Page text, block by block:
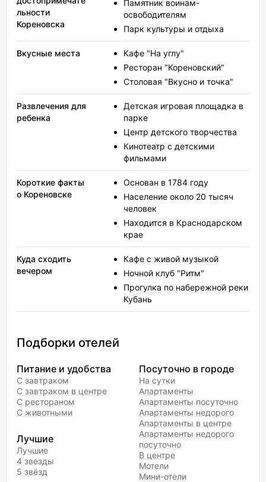
льности
Кореновска
Памятник воинам-
освободителям
Парк культуры и отдыха
Вкусные места
Кафе "На углу"
Ресторан "Кореновский"
Столовая "Вкусно и точка"
Развлечения для
ребенка
Детская игровая площадка в
парке
Центр детского творчества
Кинотеатр с детскими
фильмами
Короткие факты
о Кореновске
Основан в 1784 году
Население около 20 тысяч
человек
Находится в Краснодарском
крае
Куда сходить
вечером
Кафе с живой музыкой
Ночной клуб "Ритм"
Прогулка по набережной реки
Кубань
Подборки отелей
Питание и удобства
С завтраком
С завтраком в центре
С рестораном
С животными
Лучшие
Лучшие
4 звезды
5 звёзд
Посуточно в городе
На сутки
Апартаменты
Апартаменты посуточно
Апартаменты недорого
Апартаменты в центре
Апартаменты недорого
посуточно
В центре
Мотели
Мини-отели